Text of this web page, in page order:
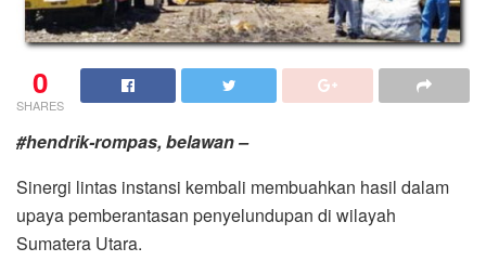
0
SHARES
#hendrik-rompas, belawan –
Sinergi lintas instansi kembali membuahkan hasil dalam
upaya pemberantasan penyelundupan di wilayah
Sumatera Utara.